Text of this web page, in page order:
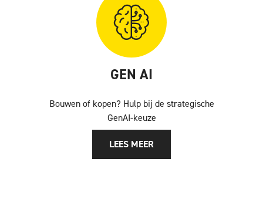
GEN AI
Bouwen of kopen? Hulp bij de strategische
GenAI-keuze
LEES MEER